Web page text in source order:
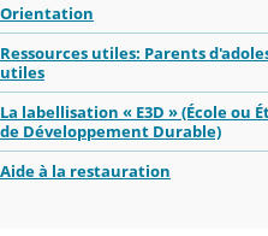
Orientation
Ressources utiles: Parents
utiles
La labellisation « E3D » (École ou
de Développement Durable)
Aide à la restauration